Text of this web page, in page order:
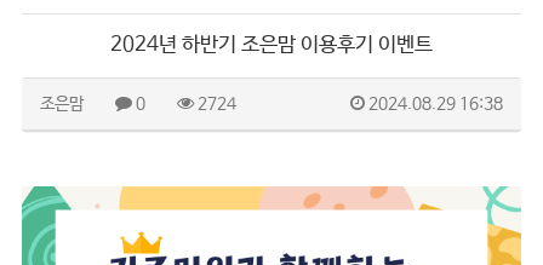
2024년 하반기 조은맘 이용후기 이벤트
조은맘 0 2724 2024.08.29 16:38